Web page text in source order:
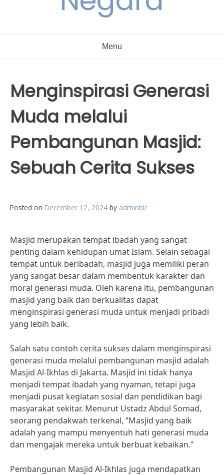
Menu
Menginspirasi Generasi
Muda melalui
Pembangunan Masjid:
Sebuah Cerita Sukses
Posted on December 12, 2024 by adminbir
Masjid merupakan tempat ibadah yang sangat
penting dalam kehidupan umat Islam. Selain sebagai
tempat untuk beribadah, masjid juga memiliki peran
yang sangat besar dalam membentuk karakter dan
moral generasi muda. Oleh karena itu, pembangunan
masjid yang baik dan berkualitas dapat
menginspirasi generasi muda untuk menjadi pribadi
yang lebih baik.
Salah satu contoh cerita sukses dalam menginspirasi
generasi muda melalui pembangunan masjid adalah
Masjid Al-Ikhlas di Jakarta. Masjid ini tidak hanya
menjadi tempat ibadah yang nyaman, tetapi juga
menjadi pusat kegiatan sosial dan pendidikan bagi
masyarakat sekitar. Menurut Ustadz Abdul Somad,
seorang pendakwah terkenal, “Masjid yang baik
adalah yang mampu menyentuh hati generasi muda
dan mengajak mereka untuk berbuat kebaikan.”
Pembangunan Masjid Al-Ikhlas juga mendapatkan